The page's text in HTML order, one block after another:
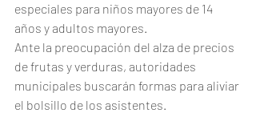
especiales para niños mayores de 14
años y adultos mayores.
Ante la preocupación del alza de precios
de frutas y verduras, autoridades
municipales buscarán formas para aliviar
el bolsillo de los asistentes.